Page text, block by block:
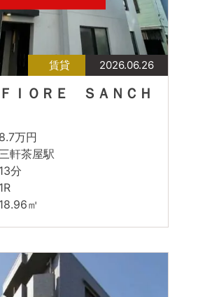
賃貸 2026.06.26
ＩＯＲＥ ＳＡＮＣＨ
円
軒茶屋駅
分
㎡